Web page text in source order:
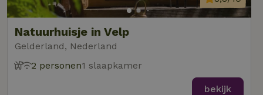
Natuurhuisje in Velp
Gelderland, Nederland
2 personen1 slaapkamer
bekijk